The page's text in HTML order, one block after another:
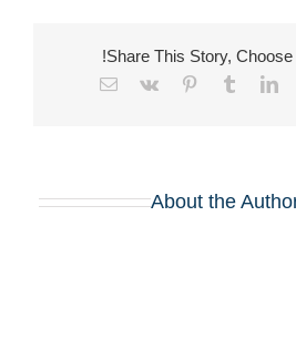
Share This Story, Choose
LinkedIn
Tumblr
Pinterest
Vk
Email
About the